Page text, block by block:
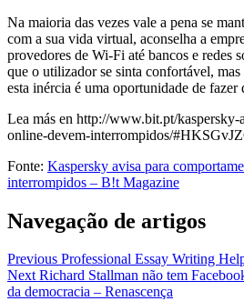
Na maioria das vezes vale a pena se
com a sua vida virtual, aconselha a
provedores de Wi-Fi até bancos e redes
que o utilizador se sinta confortável,
esta inércia é uma oportunidade de fazer
Lea más en http://www.bit.pt/kaspersky-
online-devem-interrompidos/
Fonte: Kaspersky avisa para
interrompidos – B!t Magazine
Navegação de artigos
Previous Professional Essay Writing
Next Richard Stallman não tem
da democracia – Renascença